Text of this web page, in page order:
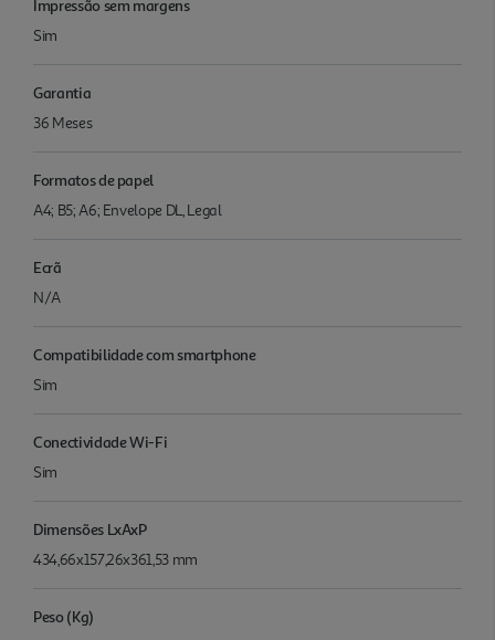
Impressão sem margens
Sim
Garantia
36 Meses
Formatos de papel
A4; B5; A6; Envelope DL, Legal
Ecrã
N/A
Compatibilidade com smartphone
Sim
Conectividade Wi-Fi
Sim
Dimensões LxAxP
434,66x157,26x361,53 mm
Peso (Kg)